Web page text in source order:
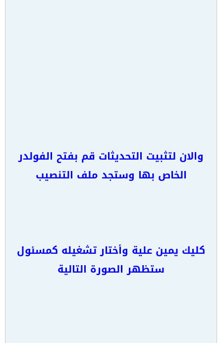
والان لتثبيت التحديثات قم بفتح الفولدر
الخاص بها وستجد ملف التنصيب
كليك يمين علية وأختار تشغيله كمسئول
ستظهر الصورة التالية